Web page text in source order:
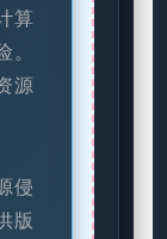
算
源
侵
版